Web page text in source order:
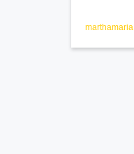
marthamaria